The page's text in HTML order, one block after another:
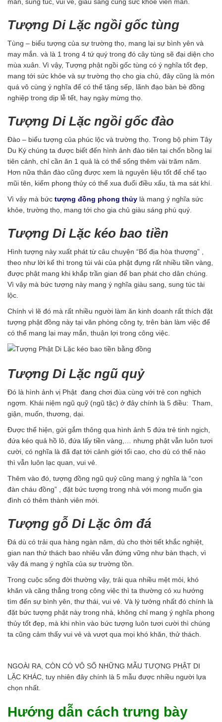
mắn, sung túc, vui vẻ, giàu sang cùng sức khỏe viên mãn.
Tượng Di Lặc ngồi gốc tùng
Tùng – biểu tượng của sự trường thọ, mang lại sự bình yên và
may mắn. và là 1 trong 4 tứ quý trong đó cây tùng sẽ đại diện cho
mùa xuân. Vì vậy, Tượng phật ngồi gốc tùng có ý nghĩa tốt đẹp,
mang tới sức khỏe và sự trường thọ cho gia chủ, đây cũng là món
quá vô cùng ý nghĩa để có thể tặng sếp, lãnh đạo bàn bè đồng
nghiệp trong dịp lễ tết, hay ngày mừng thọ.
Tượng Di Lặc ngồi gốc đào
Đào – biểu tượng của phúc lộc và trường thọ. Trong bộ phim Tây
Du Ký chúng ta được biết đến hình ảnh đào tiên tại chốn bồng lai
tiên cảnh, chỉ cần ăn 1 quả là có thể sống thêm vài trăm năm.
Hơn nữa thân đào cũng được xem là nguyên liệu tốt để chế tạo
mũi tên, kiếm phong thủy có thể xua đuổi điều xấu, tà ma sát khí.
Vì vậy mà bức tượng đồng phong thủy là mang ý nghĩa sức
khỏe, trường thọ, mang tới cho gia chủ giàu sáng phú quý.
Tượng Di Lặc kéo bao tiền
Hình tượng này xuất phát từ câu chuyện “Bố địa hòa thượng” ,
theo như lời kể thì trong túi vải của phật đựng rất nhiều tiền vàng,
được phật mang khi khắp trần gian để ban phát cho dân chúng.
Vì vậy mà bức tượng này mang ý nghĩa giàu sang, sung túc tài
lộc.
Chính vì lẽ đó mà rất nhiều người làm ăn kinh doanh rất thích đặt
tượng phật đồng này tại văn phòng công ty, trên bàn làm việc để
có thể mang lại may mắn, thuận lợi trong công việc.
Tượng Di Lặc ngũ quỷ
Đó là hình ảnh vị Phật đang chơi đùa cùng với trẻ con nghịch
ngợm. Khái niệm ngũ quỹ (ngũ tặc) ở đây chính là 5 điều: Tham,
giận, muốn, thương, dại.
Được thể hiện, gửi gắm thông qua hình ảnh 5 đứa trẻ tinh ngịch,
đứa kéo quả hồ lô, đứa lấy tiền vàng,… nhưng phật vẫn luôn tươi
cười, có nghĩa là đã đạt tới cảnh giới tối cao, cho dù có thể nào
thì vẫn luôn lạc quan, vui vẻ.
Thêm vào đó, tượng đồng ngũ quỷ cũng mang ý nghĩa là “con
đàn cháu đồng” , đặt bức tượng trong nhà với mong muốn gia
đình có thêm thành viên mới.
Tượng gỗ Di Lặc ôm đá
Đá dù có trải qua hàng ngàn năm, dù cho thời tiết khắc nghiệt,
gian nan thử thách bao nhiêu vẫn đứng vững như bàn thạch, vì
vậy đá mang ý nghĩa của sự trường tồn.
Trong cuộc sống đời thường vậy, trải qua nhiều mệt mỏi, khó
khăn và căng thẳng trong công việc thì ta thường có xu hướng
tìm đến sự bình yên, thư thái, vui vẻ. Và lý tưởng nhất đó chính là
đặt bức tượng phật này trong nhà, không chỉ mang ý nghĩa phong
thủy tốt đẹp, mà khi nhìn vào bức tượng luôn tươi cười thì chúng
ta cũng cảm thấy vui vẻ và vượt qua mọi khó khăn, thử thách.
NGOÀI RA, CÒN CÓ VÔ SỐ NHỮNG MẪU TƯỢNG PHẬT DI
LẶC KHÁC, tuy nhiên đây chính là 5 mẫu được nhiều người lựa
chọn nhất.
Hướng dẫn cách trưng bày